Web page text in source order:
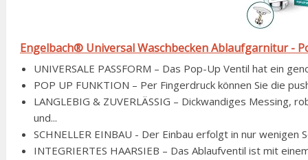
Engelbach® Universal Waschbecken Ablaufgarnitur -
UNIVERSALE PASSFORM – Das Pop-Up Ventil hat ein
POP UP FUNKTION – Per Fingerdruck können Sie die
LANGLEBIG & ZUVERLÄSSIG – Dickwandiges Messing,
und...
SCHNELLER EINBAU - Der Einbau erfolgt in nur
INTEGRIERTES HAARSIEB – Das Ablaufventil ist mit